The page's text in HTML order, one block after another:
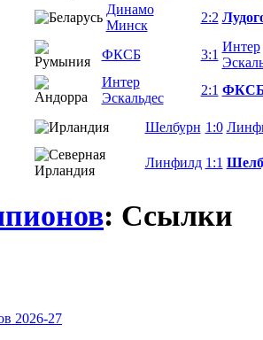
Динамо
Минск
2:2
ФКСБ 3:1
Интер
Интер
Эскальдес
2:1
Шелбурн 1:0
Линфилд 1:1
: Ссылки
2026-27